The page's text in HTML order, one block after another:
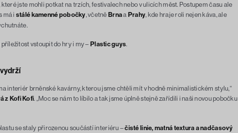
jste mohli potkat na trzích, festivalech nebo v ulicích měst. Postupem času ale
má i stálé kamenné pobočky, včetněBrnaa Prahy, kde hraje roli nejen káva, ale
vstoupit do hry i my –Plastic guys.
interiér brněnské kavárny, kterou jsme chtěli mít v hodně minimalistickém stylu,“
z Kofi Kofi. „Moc se nám to líbilo a tak jsme úplně stejně zařídili i naši novou pobočku
se staly přirozenou součástí interiéru –čisté linie, matná textura a nadčasový